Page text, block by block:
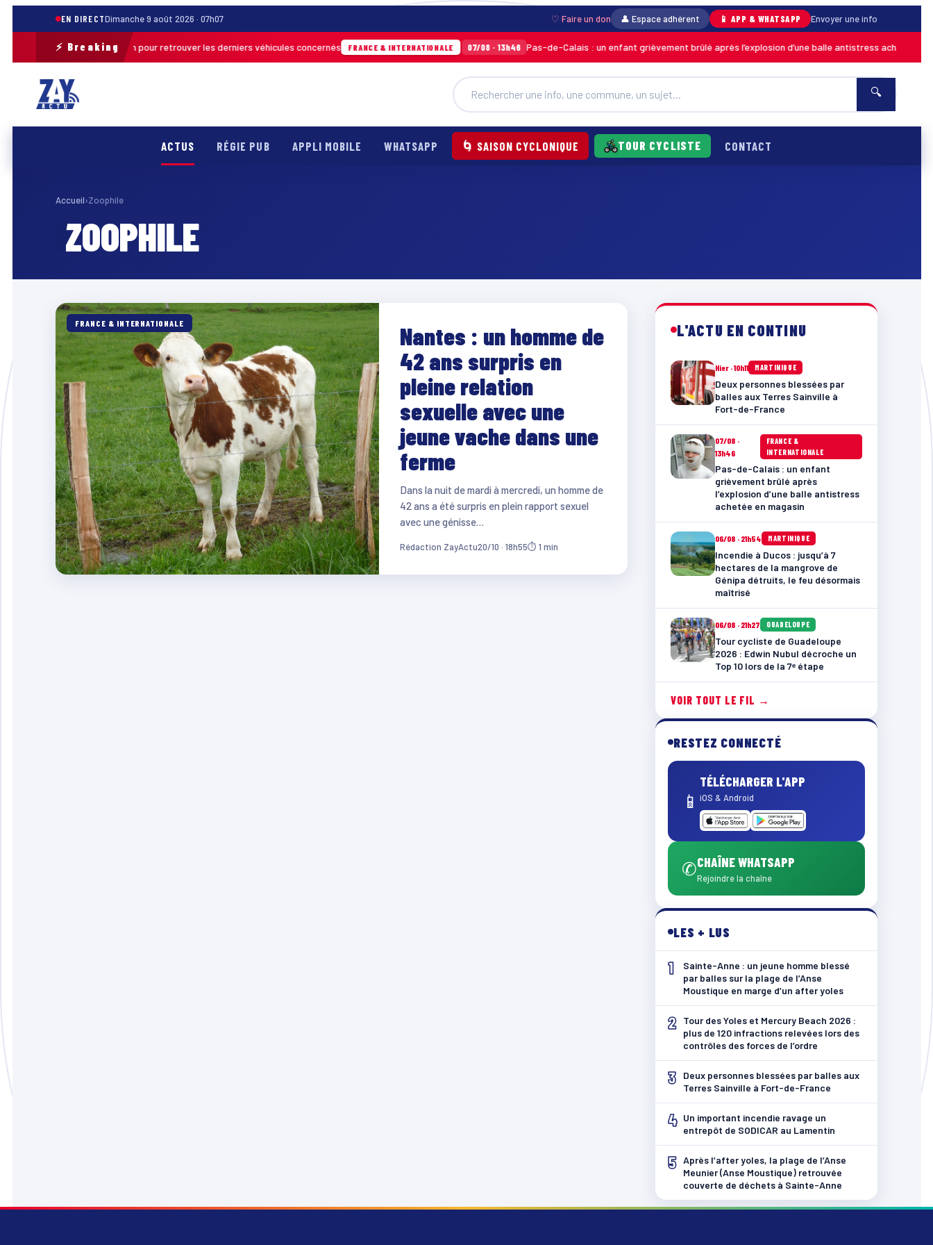
EN DIRECTDimanche 9 août 2026 · 07h07 ♡ Faire un don 👤 Espace adhérent 📱 APP & WHATSAPP Envoyer une info
⚡ Breaking
une opération de terrain pour retrouver les derniers véhicules concernés FRANCE & INTERNATIONALE 07/08 · 13h46 Pas-de-Calais : un enfant grièvement brûlé après l’explosion d’une balle antistress achetée en
🔍
ACTUS RÉGIE PUB APPLI MOBILE WHATSAPP 🌀 SAISON CYCLONIQUE TOUR CYCLISTE CONTACT
Accueil›Zoophile
ZOOPHILE
FRANCE & INTERNATIONALE
Nantes : un homme de
42 ans surpris en
pleine relation
sexuelle avec une
jeune vache dans une
ferme
Dans la nuit de mardi à mercredi, un homme de
42 ans a été surpris en plein rapport sexuel
avec une génisse…
Rédaction ZayActu20/10 · 18h55⏱ 1 min
L'ACTU EN CONTINU
Hier · 10h11 MARTINIQUE
Deux personnes blessées par
balles aux Terres Sainville à
Fort-de-France
07/08 ·
13h46
FRANCE &
INTERNATIONALE
Pas-de-Calais : un enfant
grièvement brûlé après
l’explosion d’une balle antistress
achetée en magasin
06/08 · 21h54 MARTINIQUE
Incendie à Ducos : jusqu’à 7
hectares de la mangrove de
Génipa détruits, le feu désormais
maîtrisé
06/08 · 21h27 GUADELOUPE
Tour cycliste de Guadeloupe
2026 : Edwin Nubul décroche un
Top 10 lors de la 7ᵉ étape
VOIR TOUT LE FIL →
RESTEZ CONNECTÉ
📱
TÉLÉCHARGER L'APP
iOS & Android
✆CHAÎNE WHATSAPP
Rejoindre la chaîne
LES + LUS
1
Sainte-Anne : un jeune homme blessé
par balles sur la plage de l’Anse
Moustique en marge d’un after yoles
2
Tour des Yoles et Mercury Beach 2026 :
plus de 120 infractions relevées lors des
contrôles des forces de l’ordre
3
Deux personnes blessées par balles aux
Terres Sainville à Fort-de-France
4 Un important incendie ravage un
entrepôt de SODICAR au Lamentin
5 Après l’after yoles, la plage de l’Anse
Meunier (Anse Moustique) retrouvée
couverte de déchets à Sainte-Anne